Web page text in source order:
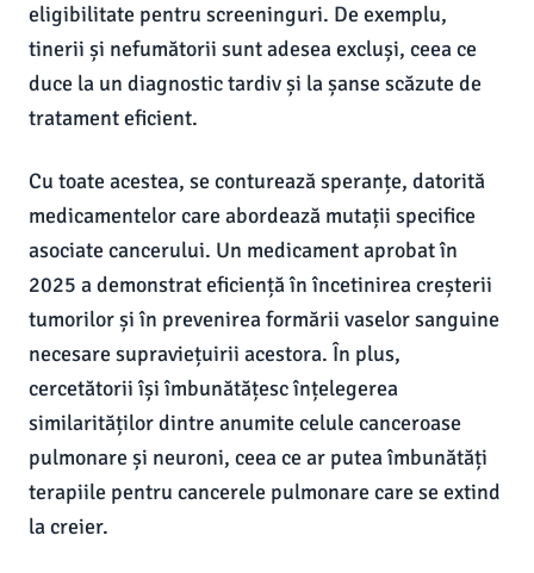
eligibilitate pentru screeninguri. De exemplu,
tinerii și nefumătorii sunt adesea excluși, ceea ce
duce la un diagnostic tardiv și la șanse scăzute de
tratament eficient.
Cu toate acestea, se conturează speranțe, datorită
medicamentelor care abordează mutații specifice
asociate cancerului. Un medicament aprobat în
2025 a demonstrat eficiență în încetinirea creșterii
tumorilor și în prevenirea formării vaselor sanguine
necesare supraviețuirii acestora. În plus,
cercetătorii își îmbunătățesc înțelegerea
similarităților dintre anumite celule canceroase
pulmonare și neuroni, ceea ce ar putea îmbunătăți
terapiile pentru cancerele pulmonare care se extind
la creier.